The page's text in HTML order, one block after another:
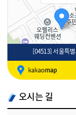
[04513] 서울특
오시는 길